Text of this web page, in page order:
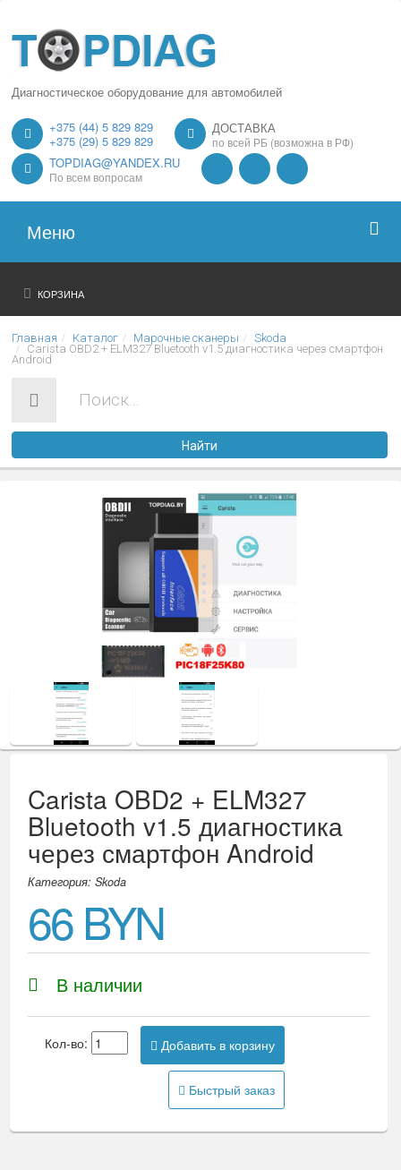
Диагностическое оборудование для автомобилей
+375 (44) 5 829 829
+375 (29) 5 829 829
ДОСТАВКА
по всей РБ (возможна в РФ)
TOPDIAG@YANDEX.RU
По всем вопросам
Меню
Главная
О нас
Услуги
КОРЗИНА
Главная Каталог Марочные сканеры
Skoda
Carista OBD2 + ELM327 Bluetooth v1.5 диагностика через смартфон
Android
Найти
Carista OBD2 + ELM327
Bluetooth v1.5 диагностика
через смартфон Android
Категория: Skoda
66 BYN
В наличии
Кол-во: Добавить в корзину
Быстрый заказ